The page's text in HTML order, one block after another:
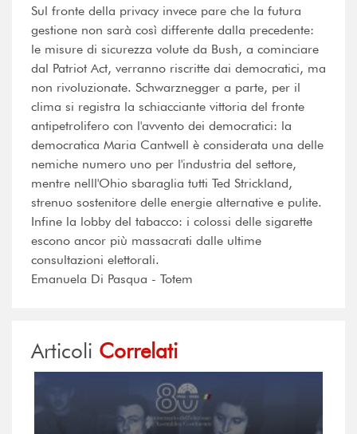
Sul fronte della privacy invece pare che la futura
gestione non sarà così differente dalla precedente:
le misure di sicurezza volute da Bush, a cominciare
dal Patriot Act, verranno riscritte dai democratici, ma
non rivoluzionate. Schwarznegger a parte, per il
clima si registra la schiacciante vittoria del fronte
antipetrolifero con l'avvento dei democratici: la
democratica Maria Cantwell è considerata una delle
nemiche numero uno per l'industria del settore,
mentre nelll'Ohio sbaraglia tutti Ted Strickland,
strenuo sostenitore delle energie alternative e pulite.
Infine la lobby del tabacco: i colossi delle sigarette
escono ancor più massacrati dalle ultime
consultazioni elettorali.
Emanuela Di Pasqua - Totem
Articoli Correlati